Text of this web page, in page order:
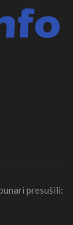
presušili: